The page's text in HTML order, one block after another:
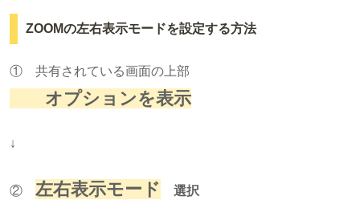
ZOOMの左右表示モードを設定する方法
① 共有されている画面の上部
オプションを表示
↓
② 左右表示モード 選択